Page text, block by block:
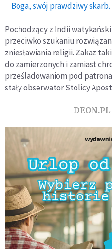
Boga, swój prawdziwy
Pochodzący z Indii
przeciwko szukaniu
zniesławiania religii. Zakaz
do zamierzonych i zamiast
prześladowaniom pod
stały obserwator Stolicy
DEON.PL